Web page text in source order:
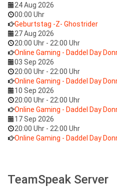
24 Aug 2026
00:00 Uhr
Geburtstag -Z- Ghostrider
27 Aug 2026
20:00 Uhr - 22:00 Uhr
Online Gaming - Daddel Day
03 Sep 2026
20:00 Uhr - 22:00 Uhr
Online Gaming - Daddel Day
10 Sep 2026
20:00 Uhr - 22:00 Uhr
Online Gaming - Daddel Day
17 Sep 2026
20:00 Uhr - 22:00 Uhr
Online Gaming - Daddel Day
TeamSpeak Server